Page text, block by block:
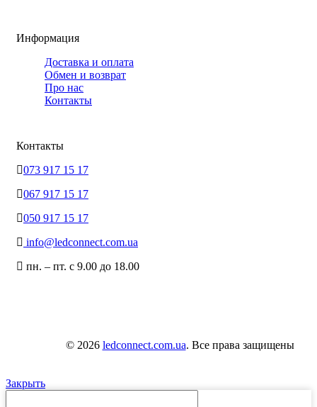
Информация
Доставка и оплата
Обмен и возврат
Про нас
Контакты
Контакты
073 917 15 17
067 917 15 17
050 917 15 17
info@ledconnect.com.ua
пн. – пт. с 9.00 до 18.00
© 2026 ledconnect.com.ua. Все права защищены
Закрыть